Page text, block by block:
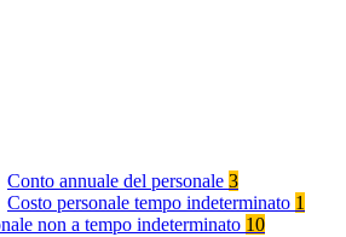
Conto annuale del personale 3
Costo personale tempo indeterminato 1
non a tempo indeterminato 10